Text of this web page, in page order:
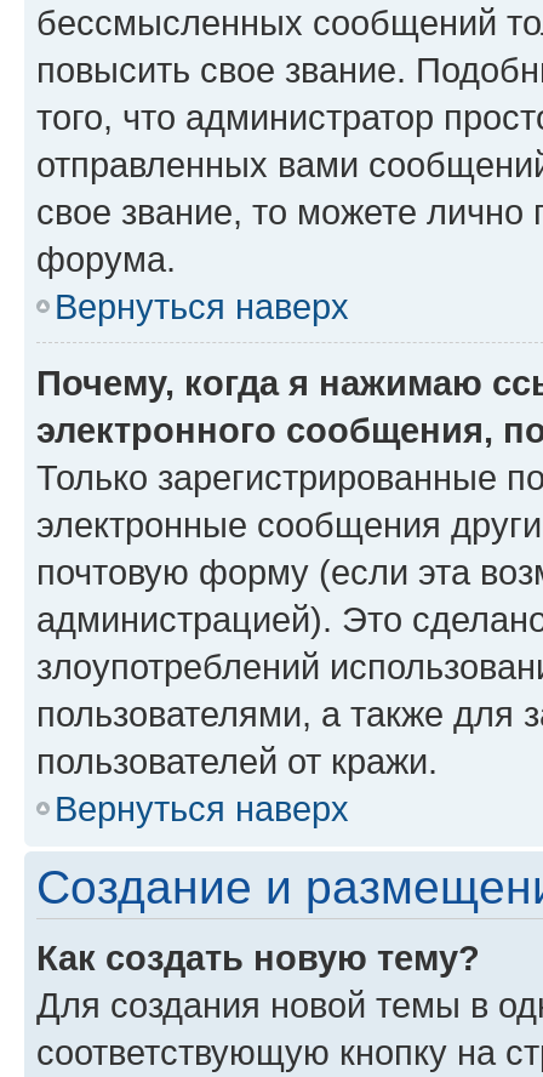
бессмысленных сообщений
повысить свое звание.
того, что администратор
отправленных вами
свое звание, то можете лично
форума.
Вернуться наверх
Почему, когда я нажимаю
электронного сообщения,
Только зарегистрированные
электронные сообщения
почтовую форму (если эта
администрацией). Это
злоупотреблений
пользователями, а также для
пользователей от кражи.
Вернуться наверх
Создание и
Как создать новую тему?
Для создания новой темы в
соответствующую кнопку на